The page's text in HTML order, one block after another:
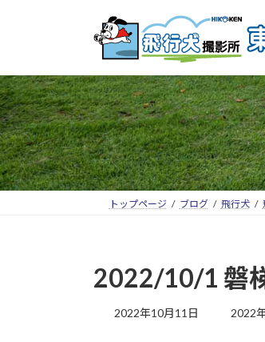
トップページ ブログ 飛行犬
2022/10/1 磐
2022年10月11日 2022